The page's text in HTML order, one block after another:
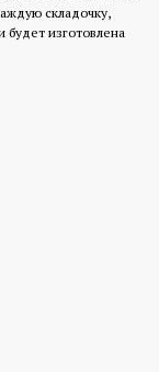
складочку,
будет изготовлена